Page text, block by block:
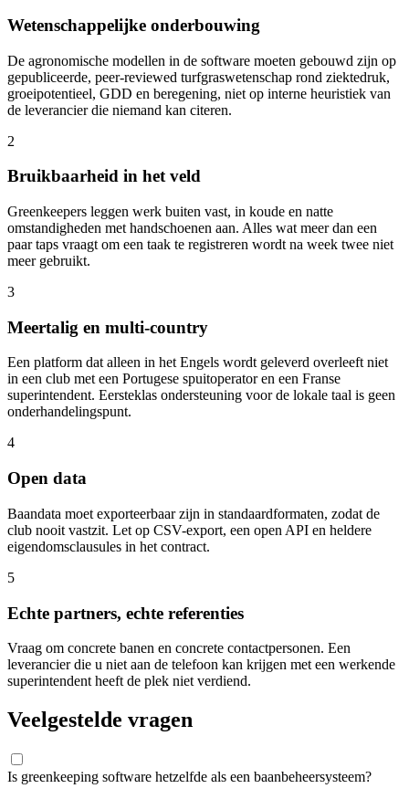
Wetenschappelijke onderbouwing
De agronomische modellen in de software moeten gebouwd zijn op
gepubliceerde, peer-reviewed turfgraswetenschap rond ziektedruk,
groeipotentieel, GDD en beregening, niet op interne heuristiek van
de leverancier die niemand kan citeren.
2
Bruikbaarheid in het veld
Greenkeepers leggen werk buiten vast, in koude en natte
omstandigheden met handschoenen aan. Alles wat meer dan een
paar taps vraagt om een taak te registreren wordt na week twee niet
meer gebruikt.
3
Meertalig en multi-country
Een platform dat alleen in het Engels wordt geleverd overleeft niet
in een club met een Portugese spuitoperator en een Franse
superintendent. Eersteklas ondersteuning voor de lokale taal is geen
onderhandelingspunt.
4
Open data
Baandata moet exporteerbaar zijn in standaardformaten, zodat de
club nooit vastzit. Let op CSV-export, een open API en heldere
eigendomsclausules in het contract.
5
Echte partners, echte referenties
Vraag om concrete banen en concrete contactpersonen. Een
leverancier die u niet aan de telefoon kan krijgen met een werkende
superintendent heeft de plek niet verdiend.
Veelgestelde vragen
Is greenkeeping software hetzelfde als een baanbeheersysteem?